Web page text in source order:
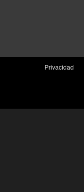
Privacidad